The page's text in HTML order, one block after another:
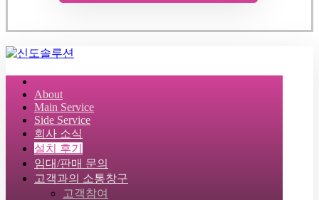
About
Main Service
Side Service
회사 소식
설치 후기
임대/판매 문의
고객과의 소통창구
고객참여